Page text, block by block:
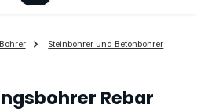
Bohrer
Steinbohrer und Betonbohrer
Rebar